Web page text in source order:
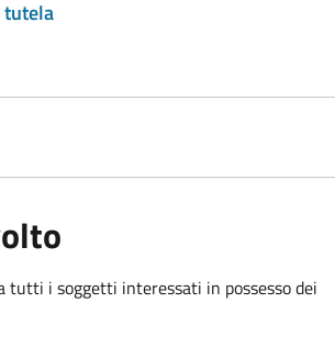
tutti i soggetti interessati in possesso dei